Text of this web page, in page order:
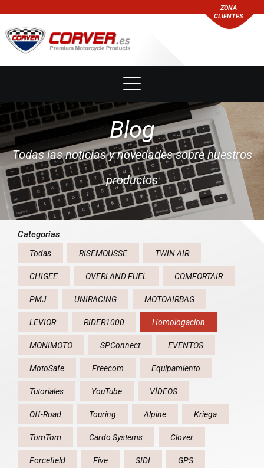
ZONA
CLIENTES
Blog
Todas las noticias y novedades sobre nuestros
productos
Categorias
Todas RISEMOUSSE TWIN AIR
CHIGEE OVERLAND FUEL COMFORTAIR
PMJ UNIRACING MOTOAIRBAG
LEVIOR RIDER1000 Homologacion
MONIMOTO SPConnect EVENTOS
MotoSafe Freecom Equipamiento
Tutoriales YouTube VÍDEOS
Off-Road Touring Alpine Kriega
TomTom Cardo Systems Clover
Forcefield Five SIDI GPS